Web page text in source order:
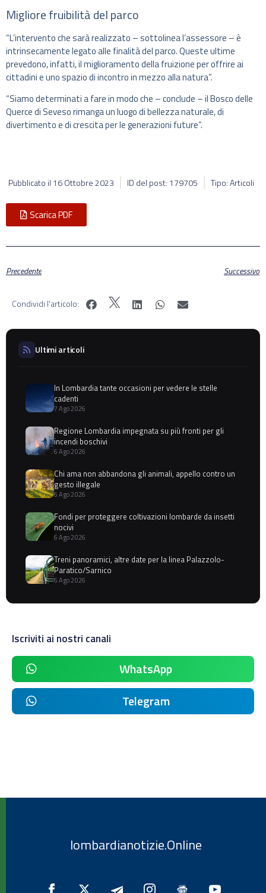
Migliore fruibilità del parco
“L’intervento che sarà realizzato – sottolinea l’assessore – è
intrinsecamente legato alle finalità del parco. Queste ultime
prevedono, infatti, il miglioramento della fruizione per offrire ai
cittadini e uno spazio di incontro in mezzo alla natura”.
“Siamo determinati a fare in modo che – conclude – il Bosco delle
Querce di Seveso rimanga un luogo di bellezza naturale, di
divertimento e di crescita per le generazioni future”.
Pubblicato il 16 Ottobre 2023 ID del post: 179705 Tipo: Articoli
Scarica PDF
Precedente Successivo
Condividi l'articolo:
Ultimi articoli
In Lombardia tante occasioni per vedere le stelle
cadenti
7 Ago 2026
Regione Lombardia impegnata su più fronti per gli
incendi boschivi
6 Ago 2026
Chi ama non abbandona gli animali, appello contro un
gesto illegale
6 Ago 2026
Fondi per proteggere coltivazioni lombarde da insetti
nocivi
6 Ago 2026
Treni panoramici, altre date per la linea Palazzolo-
Paratico/Sarnico
6 Ago 2026
Iscriviti ai nostri canali
WhatsApp
Telegram
lombardianotizie.Online